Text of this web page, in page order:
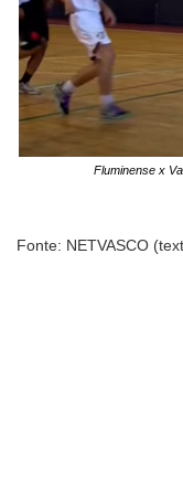
Fluminense x
Fonte: NETVASCO